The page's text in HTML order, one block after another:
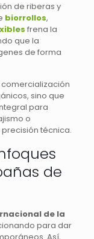
de riberas y
biorrollos,
frena la
que la
de forma
sino que
para
o
técnica.
de
de la
para dar